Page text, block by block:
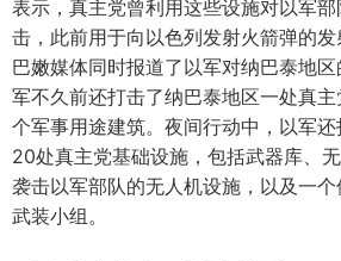
表示，真主党曾利用这些设施对以军
击，此前用于向以色列发射火箭弹的
巴嫩媒体同时报道了以军对纳巴泰地
军不久前还打击了纳巴泰地区一处真
个军事用途建筑。夜间行动中，以军
20处真主党基础设施，包括武器库、
袭击以军部队的无人机设施，以及一
武装小组。